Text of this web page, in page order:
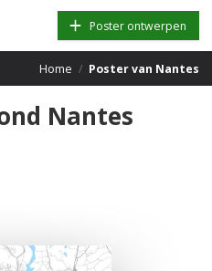
Poster ontwerpen
Home / Poster van Nantes
Nantes